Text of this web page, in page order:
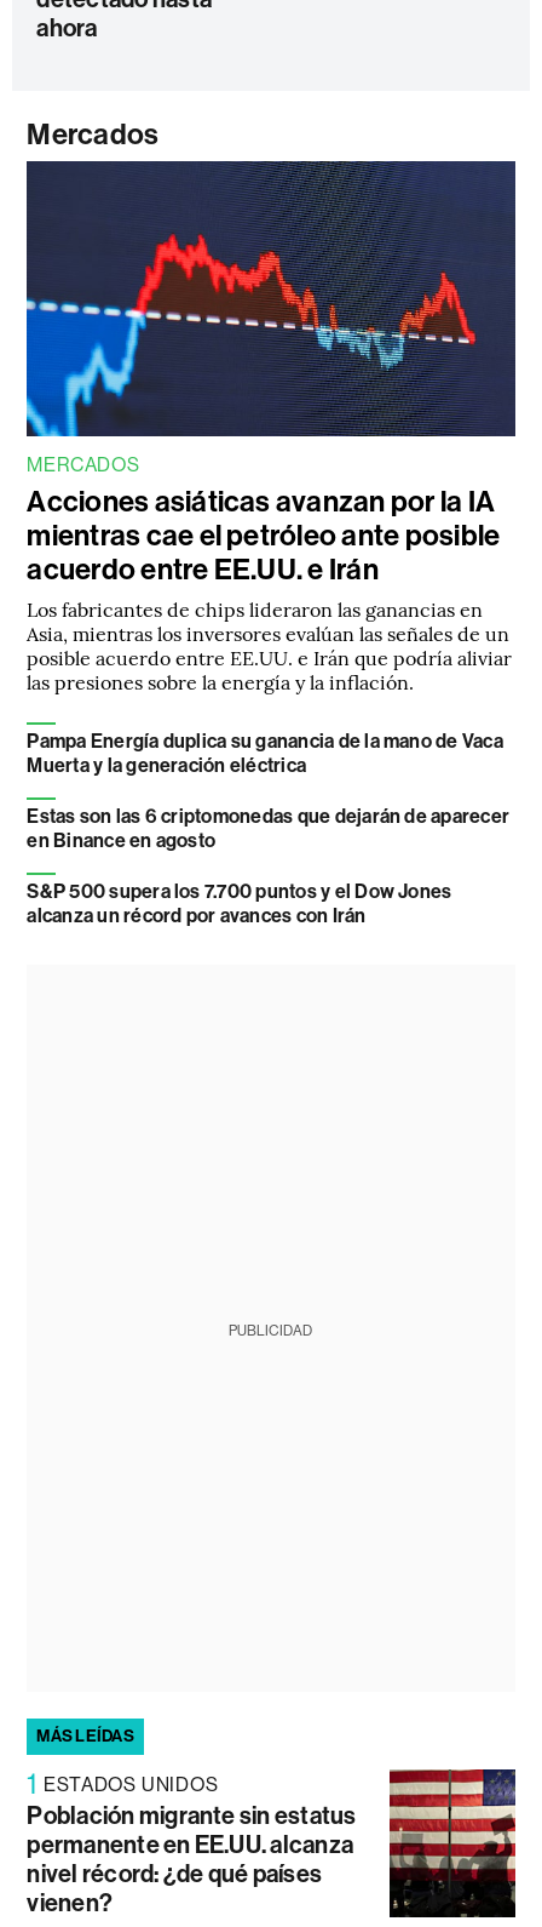
ahora
Mercados
MERCADOS
Acciones asiáticas avanzan por la IA
mientras cae el petróleo ante posible
acuerdo entre EE.UU. e Irán
Los fabricantes de chips lideraron las ganancias en
Asia, mientras los inversores evalúan las señales de un
posible acuerdo entre EE.UU. e Irán que podría aliviar
las presiones sobre la energía y la inflación.
Pampa Energía duplica su ganancia de la mano de Vaca
Muerta y la generación eléctrica
Estas son las 6 criptomonedas que dejarán de aparecer
en Binance en agosto
S&P 500 supera los 7.700 puntos y el Dow Jones
alcanza un récord por avances con Irán
PUBLICIDAD
MÁS LEÍDAS
1 ESTADOS UNIDOS
Población migrante sin estatus
permanente en EE.UU. alcanza
nivel récord: ¿de qué países
vienen?